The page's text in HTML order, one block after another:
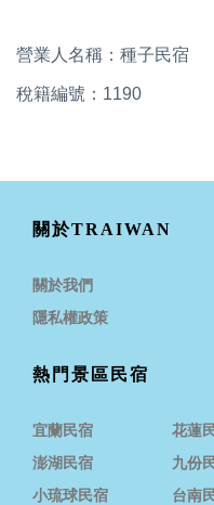
營業人名稱：種子民宿
稅籍編號：1190
關於TRAIWAN
關於我們
隱私權政策
熱門景區民宿
宜蘭民宿 花蓮
澎湖民宿
九份
小琉球民宿
台南